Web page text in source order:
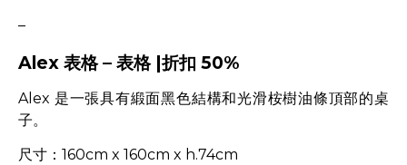
–
Alex 表格 – 表格 |折扣 50%
Alex 是一張具有緞面黑色結構和光滑桉樹油條頂部的桌
子。
尺寸：160cm x 160cm x h.74cm